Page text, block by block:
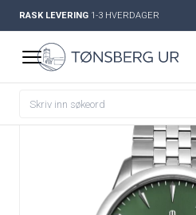
RASK LEVERING 1-3 HVERDAGER